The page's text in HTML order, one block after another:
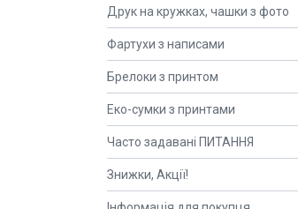
Друк на кружках, чашки з фото
Фартухи з написами
Брелоки з принтом
Еко-сумки з принтами
Часто задавані ПИТАННЯ
Знижки, Акції!